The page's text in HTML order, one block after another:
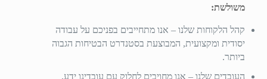
משולשת:
קהל הלקוחות שלנו – אנו מתחייבים בפניכם על עבודה
יסודית ומקצועית, המבוצעת בסטנדרט הבטיחות הגבוה
ביותר.
העובדים שלנו – אנו מחויבים לחלוק עם עובדינו ידע,